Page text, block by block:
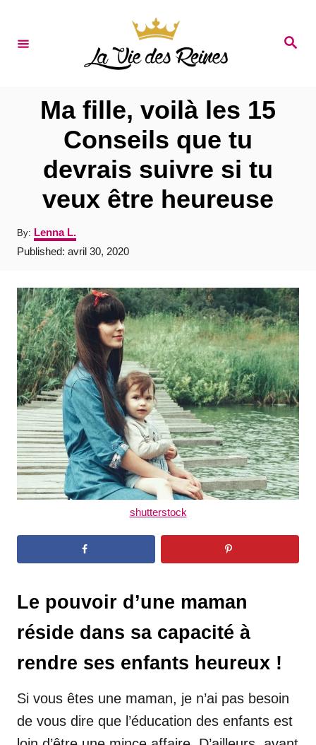
S
Ma fille, voilà les 15
Conseils que tu
devrais suivre si tu
veux être heureuse
By: A
u
t
o
r
Lenna L.
P
t
e
d
o
n
Published: avril 30, 2020
shutterstock
Le pouvoir d’une maman
réside dans sa capacité à
rendre ses enfants heureux !
Si vous êtes une maman, je n’ai pas besoin
de vous dire que l’éducation des enfants est